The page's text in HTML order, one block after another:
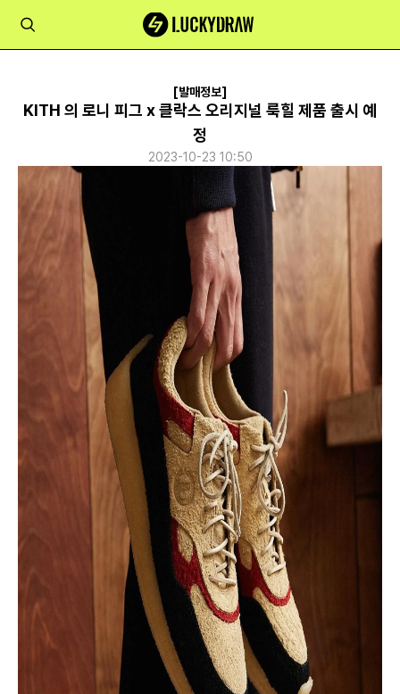
[발매정보]
KITH 의 로니 피그 x 클락스 오리지널 룩힐 제품 출시 예
정
2023-10-23 10:50